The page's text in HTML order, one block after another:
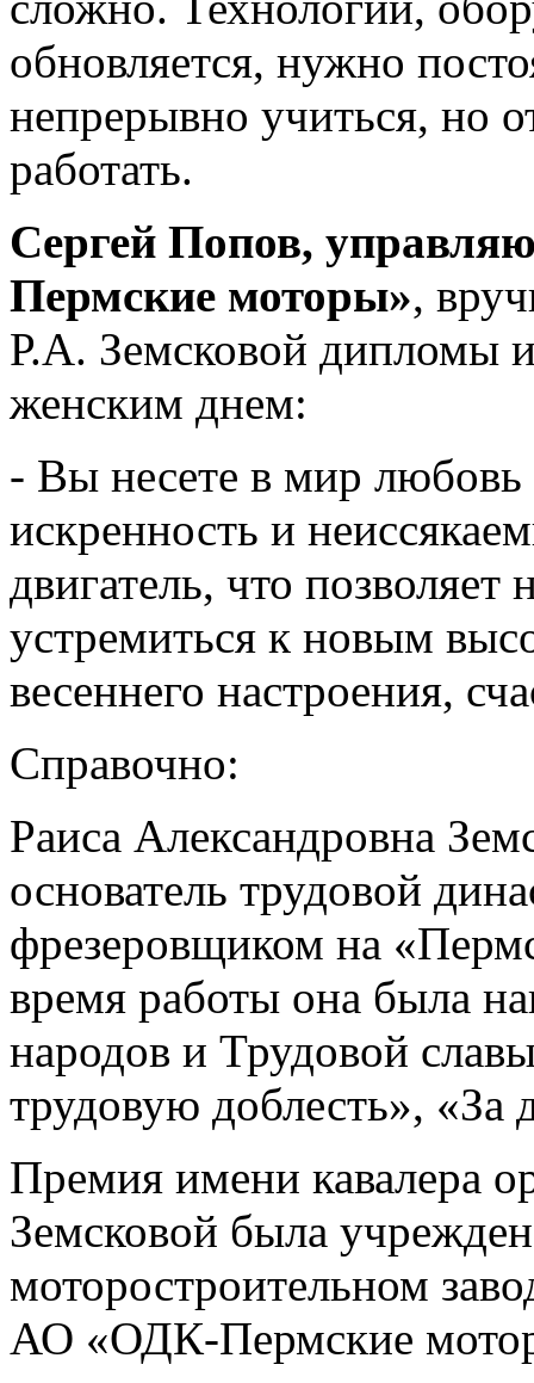
обновляется, нужно
непрерывно учиться, но
работать.
Сергей Попов,
Пермские моторы»,
Р.А. Земсковой дипломы
женским днем:
- Вы несете в мир любовь
искренность и
двигатель, что
устремиться к новым
весеннего настроения,
Справочно:
Раиса Александровна
основатель трудовой
фрезеровщиком на
время работы она была
народов и Трудовой
трудовую доблесть», «За
Премия имени кавалера
Земсковой была
моторостроительном
АО «ОДК-Пермские